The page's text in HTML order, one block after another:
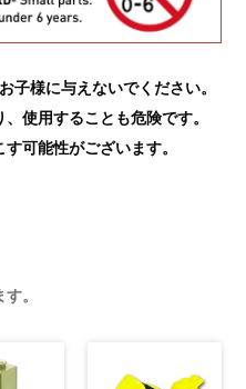
子様に与えないでください。
使用することも危険です。
可能性がございます。
。